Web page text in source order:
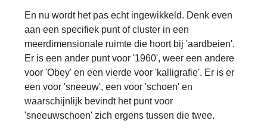
En nu wordt het pas echt ingewikkeld. Denk even
aan een specifiek punt of cluster in een
meerdimensionale ruimte die hoort bij 'aardbeien'.
Er is een ander punt voor '1960', weer een andere
voor 'Obey' en een vierde voor 'kalligrafie'. Er is er
een voor 'sneeuw', een voor 'schoen' en
waarschijnlijk bevindt het punt voor
'sneeuwschoen' zich ergens tussen die twee.